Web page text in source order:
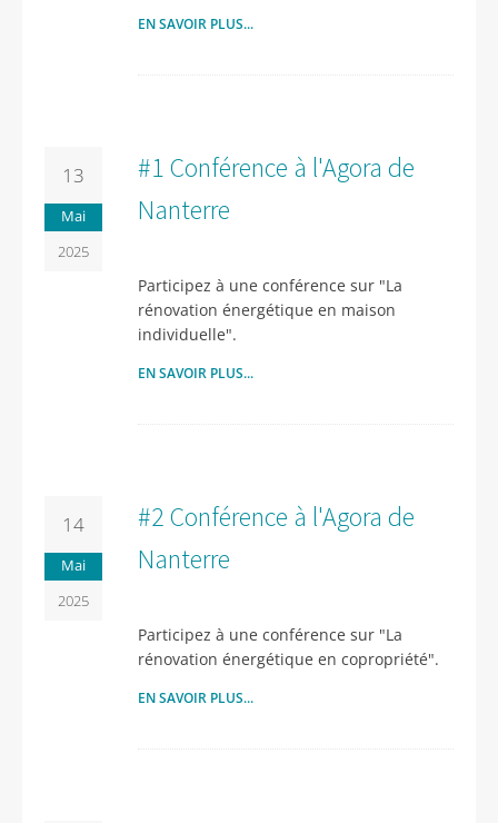
EN SAVOIR PLUS...
13
Mai
2025
#1 Conférence à l'Agora de
Nanterre
Participez à une conférence sur "La
rénovation énergétique en maison
individuelle".
EN SAVOIR PLUS...
14
Mai
2025
#2 Conférence à l'Agora de
Nanterre
Participez à une conférence sur "La
rénovation énergétique en copropriété".
EN SAVOIR PLUS...